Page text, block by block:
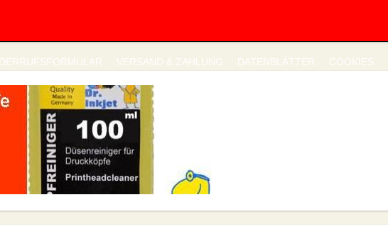
VERSAND & ZAHLUNG DATENBLÄTTER COOKIES